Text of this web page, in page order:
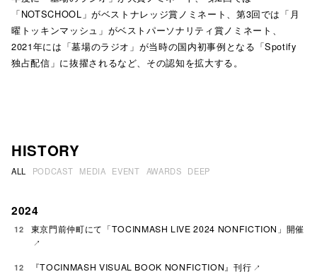
「NOTSCHOOL」がベストナレッジ賞ノミネート、第3回では「月
曜トッキンマッシュ」がベストパーソナリティ賞ノミネート、
2021年には「墓場のラジオ」が当時の国内初事例となる「Spotify
独占配信」に抜擢されるなど、その認知を拡大する。
HISTORY
ALL PODCAST MEDIA EVENT AWARDS DEEP
2024
12 東京門前仲町にて「TOCINMASH LIVE 2024 NONFICTION」開催
12 『TOCINMASH VISUAL BOOK NONFICTION』刊行